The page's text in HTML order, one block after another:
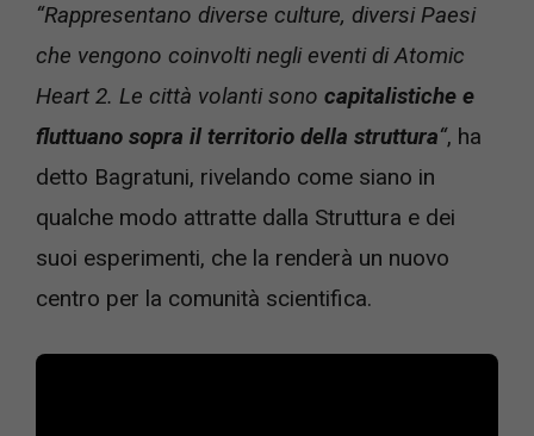
“Rappresentano diverse culture, diversi Paesi
che vengono coinvolti negli eventi di Atomic
Heart 2. Le città volanti sono capitalistiche e
fluttuano sopra il territorio della struttura“, ha
detto Bagratuni, rivelando come siano in
qualche modo attratte dalla Struttura e dei
suoi esperimenti, che la renderà un nuovo
centro per la comunità scientifica.